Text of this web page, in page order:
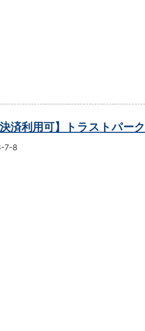
済利用可】トラストパー
7-8